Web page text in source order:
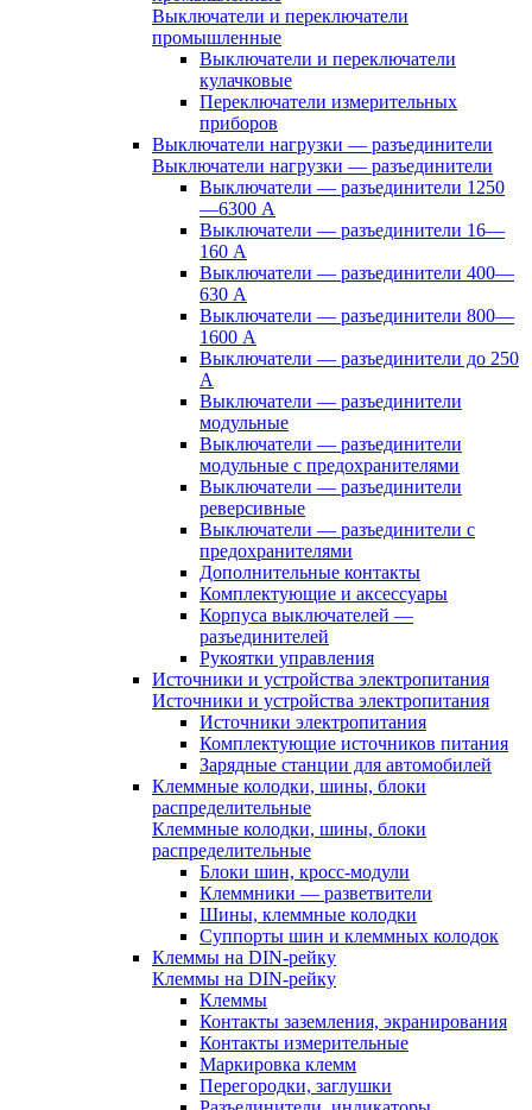
Выключатели и переключатели
промышленные
Выключатели и переключатели
кулачковые
Переключатели измерительных
приборов
Выключатели нагрузки — разъединители
Выключатели нагрузки — разъединители
Выключатели — разъединители 1250
—6300 А
Выключатели — разъединители 16—
160 А
Выключатели — разъединители 400—
630 А
Выключатели — разъединители 800—
1600 А
Выключатели — разъединители до 250
А
Выключатели — разъединители
модульные
Выключатели — разъединители
модульные с предохранителями
Выключатели — разъединители
реверсивные
Выключатели — разъединители с
предохранителями
Дополнительные контакты
Комплектующие и аксессуары
Корпуса выключателей —
разъединителей
Рукоятки управления
Источники и устройства электропитания
Источники и устройства электропитания
Источники электропитания
Комплектующие источников питания
Зарядные станции для автомобилей
Клеммные колодки, шины, блоки
распределительные
Клеммные колодки, шины, блоки
распределительные
Блоки шин, кросс-модули
Клеммники — разветвители
Шины, клеммные колодки
Суппорты шин и клеммных колодок
Клеммы на DIN-рейку
Клеммы на DIN-рейку
Клеммы
Контакты заземления, экранирования
Контакты измерительные
Маркировка клемм
Перегородки, заглушки